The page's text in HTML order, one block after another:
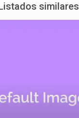
similares